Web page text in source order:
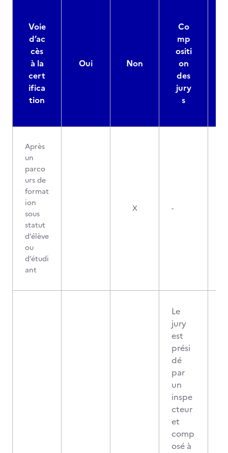
Voie
d’ac
cès
à la
cert
ifica
tion
Oui Non
Co
mp
ositi
on
des
jury
s
Après
un
parco
urs de
format
ion
sous
statut
d’élève
ou
d’étudi
ant
X -
Le
jury
est
prési
dé
par
un
inspe
cteur
et
comp
osé à